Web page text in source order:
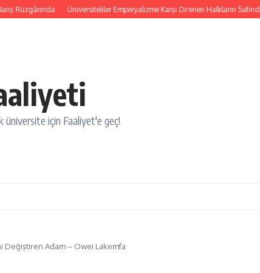
Üniversiteliler Emperyalizme Karşı Direnen Halkların Safında
üniversite için Faaliyet'e geç!
Değiştiren Adam – Owei Lakemfa